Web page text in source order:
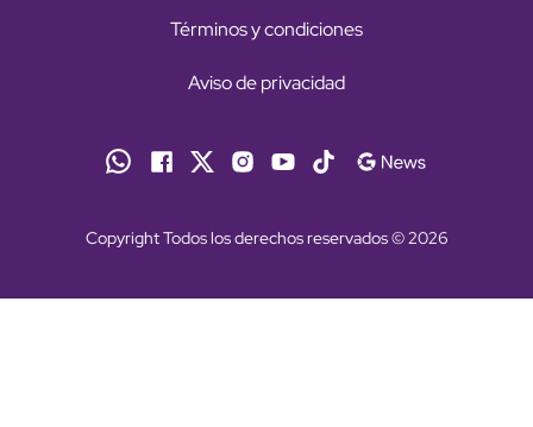
Términos y condiciones
Aviso de privacidad
Copyright Todos los derechos reservados © 2026